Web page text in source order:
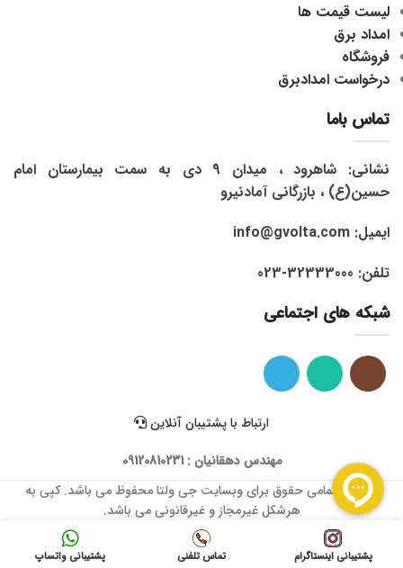
لیست قیمت ها
امداد برق
فروشگاه
درخواست امدادبرق
تماس باما
نشانی: شاهرود ، میدان 9 دی به سمت بیمارستان امام
حسین(ع) ، بازرگانی آمادنیرو
ایمیل: info@gvolta.com
تلفن: 32333000-023
شبکه های اجتماعی
ارتباط با پشتیبان آنلاین
مهندس دهقانیان : 09120810231
1399 © تمامی حقوق برای وبسایت جی ولتا محفوظ می باشد. کپی به
هرشکل غیرمجاز و غیرقانونی می باشد.
پشتیبانی اینستاگرام تماس تلفنی پشتیبانی واتساپ